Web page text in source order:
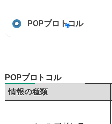
POPプロトコル
POPプロトコル
情報の種類